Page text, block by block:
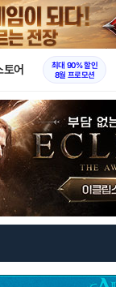
X
토어
최대 90% 할인
8월 프로모션